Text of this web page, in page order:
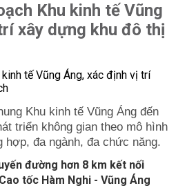
Khu kinh tế Vũng
xây dựng khu đô thị
Khu kinh tế Vũng Áng đến
triển không gian theo mô hình
hợp, đa ngành, đa chức năng.
đường hơn 8 km kết nối
tốc Hàm Nghi - Vũng Áng